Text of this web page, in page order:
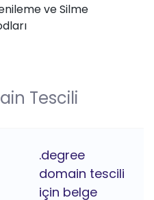
ve Silme
Tescili
.degree
domain tescili
için belge